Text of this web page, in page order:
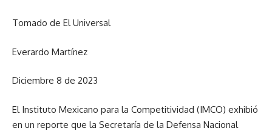
Tomado de El Universal
Everardo Martínez
Diciembre 8 de 2023
El Instituto Mexicano para la Competitividad (IMCO) exhibió
en un reporte que la Secretaría de la Defensa Nacional